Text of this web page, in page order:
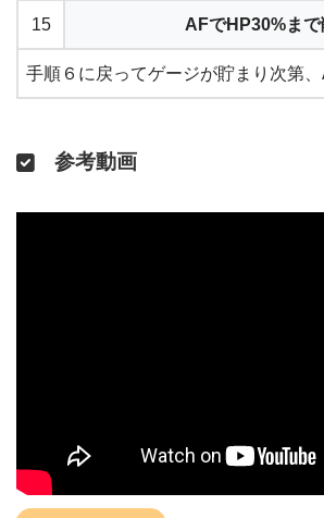
15 AFでHP30%まで
手順６に戻ってゲージが貯まり次第
参考動画